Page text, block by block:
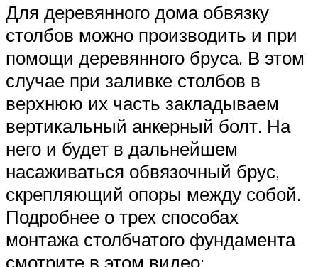
Для деревянного дома обвязку
столбов можно производить и при
помощи деревянного бруса. В этом
случае при заливке столбов в
верхнюю их часть закладываем
вертикальный анкерный болт. На
него и будет в дальнейшем
насаживаться обвязочный брус,
скрепляющий опоры между собой.
Подробнее о трех способах
монтажа столбчатого фундамента
смотрите в этом видео: